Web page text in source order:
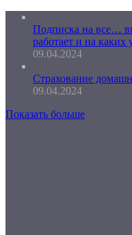
Подписка на все…
работает и на каких
09.04.2024
Страхование
09.04.2024
Показать больше